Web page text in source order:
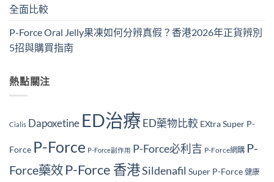
全面比較
P-Force Oral Jelly果凍如何分辨真假？香港2026年正貨辨別
5招與購買指南
熱點關注
Cialis Dapoxetine ED治療ED藥物比較 EXtra Super P-
Force P-Force P-Force副作用 P-Force必利吉 P-Force網購 P-
Force藥效 P-Force 香港Sildenafil Super P-Force 健康